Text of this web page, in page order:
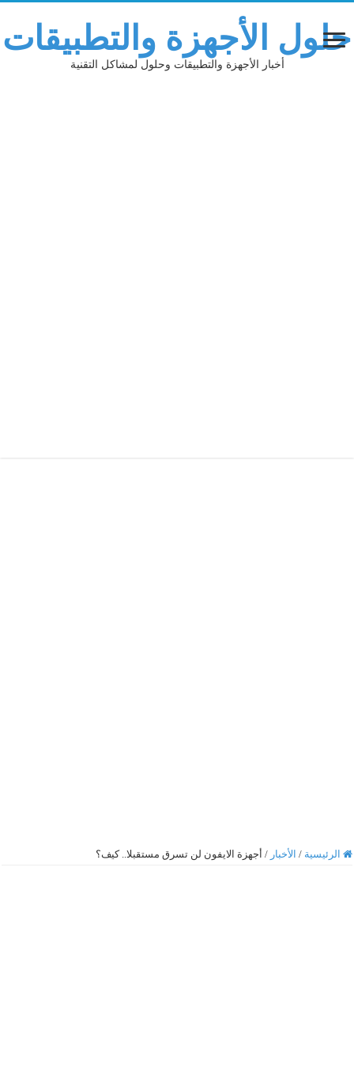
الأجهزة والتطبيقات
أخبار الأجهزة والتطبيقات وحلول لمشاكل التقنية
الرئيسية / الأخبار أجهزة الايفون لن تسرق مستقبلا.. كيف؟